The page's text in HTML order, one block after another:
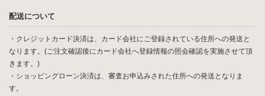
配送について
・クレジットカード決済は、カード会社にご登録されている住所への発送と
なります。(ご注文確認後にカード会社へ登録情報の照会確認を実施させて頂
きます。)
・ショッピングローン決済は、審査お申込みされた住所への発送となりま
す。